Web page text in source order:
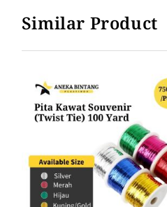
Similar Product